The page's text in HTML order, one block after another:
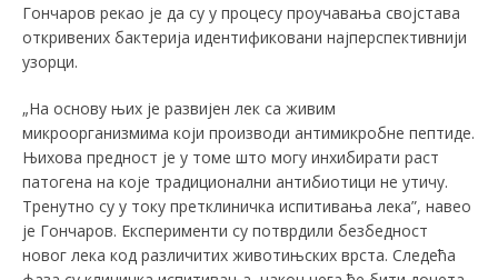
Гончаров рекао је да су у процесу проучавања својстава
откривених бактерија идентификовани најперспективнији
узорци.
„На основу њих је развијен лек са живим
микроорганизмима који производи антимикробне пептиде.
Њихова предност је у томе што могу инхибирати раст
патогена на које традиционални антибиотици не утичу.
Тренутно су у току претклиничка испитивања лека”, навео
је Гончаров. Експерименти су потврдили безбедност
новог лека код различитих животињских врста. Следећа